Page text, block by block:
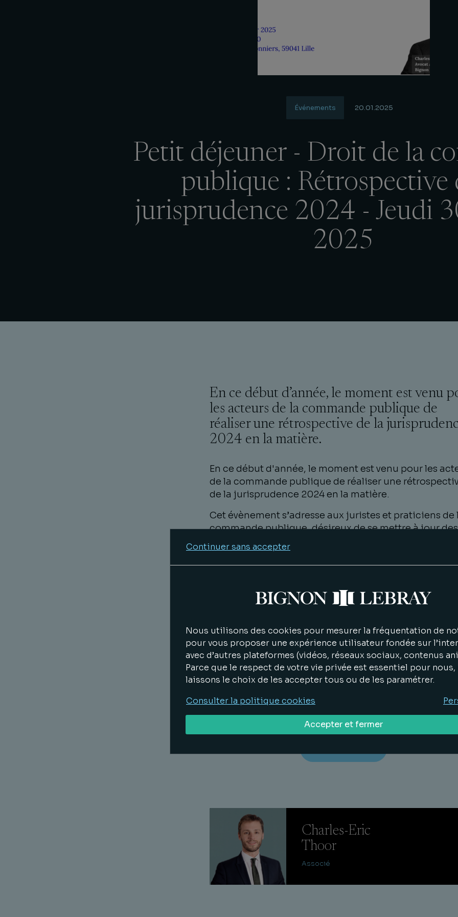
Événements 20.01.2025
Petit déjeuner - Droit de la
publique : Rétrospective
jurisprudence 2024 - Jeudi
2025
En ce début d’année, le moment est venu
les acteurs de la commande publique de
réaliser une rétrospective de la
2024 en la matière.
En ce début d'année, le moment est venu pour les
de la commande publique de réaliser une
de la jurisprudence 2024 en la matière.
Cet évènement s’adresse aux juristes et praticiens de
commande publique, désireux de se mettre à jour des
dernières actualités, pour mieux préparer la rentrée.
reviendra sur les jurisprudences marquantes de
Bignon Lebray, 4 Rue des Canonniers, 59041 Lille
Ou en ligne
Pour vous inscrire, en présentiel (attention places
limitées) ou visioconférence via Teams, veuillez
Charles-Eric
Thoor
Associé
Continuer sans accepter
Nous utilisons des cookies pour mesurer la fréquentation de
pour vous proposer une expérience utilisateur fondée sur
avec d’autres plateformes (vidéos, réseaux sociaux, contenus
Parce que le respect de votre vie privée est essentiel pour nous,
laissons le choix de les accepter tous ou de les paramétrer.
Consulter la politique cookies
Accepter et fermer